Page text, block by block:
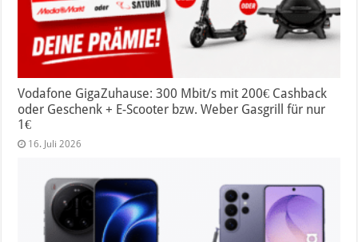
Vodafone GigaZuhause: 300 Mbit/s mit 200€ Cashback
oder Geschenk + E-Scooter bzw. Weber Gasgrill für nur
1€
16. Juli 2026